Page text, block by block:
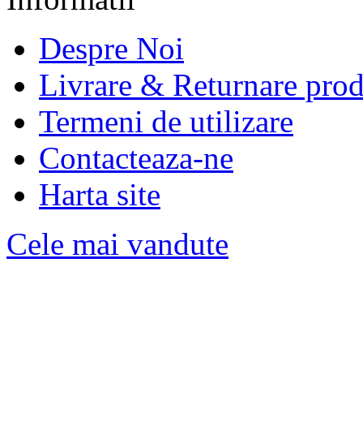
Despre Noi
Livrare & Returnare
Termeni de utilizare
Contacteaza-ne
Harta site
Cele mai vandute